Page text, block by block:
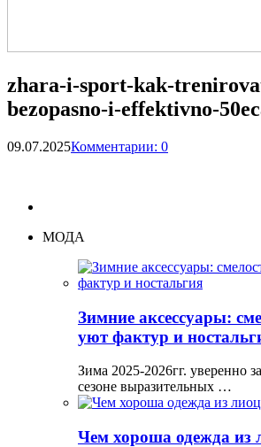
zhara-i-sport-kak-
bezopasno-i-effektivno-
09.07.2025Комментарии: 0
МОДА
Зимние аксессуары:
уют фактур и
Зима 2025-2026гг. уверенно
сезоне выразительных …
Чем хороша одежда из